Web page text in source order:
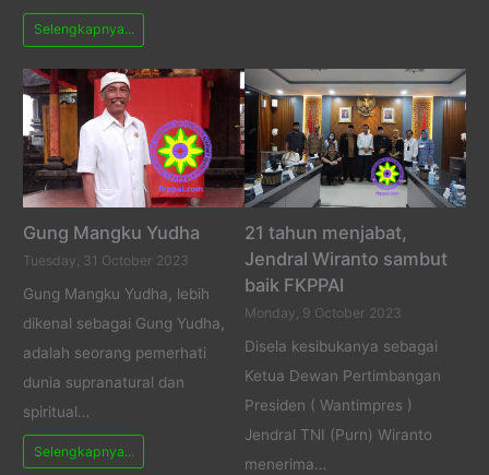
Selengkapnya...
Gung Mangku Yudha
Tuesday, 31 October 2023
Gung Mangku Yudha, lebih
dikenal sebagai Gung Yudha,
adalah seorang pemerhati
dunia supranatural dan
spiritual…
Selengkapnya...
21 tahun menjabat,
Jendral Wiranto sambut
baik FKPPAI
Monday, 9 October 2023
Disela kesibukanya sebagai
Ketua Dewan Pertimbangan
Presiden ( Wantimpres )
Jendral TNI (Purn) Wiranto
menerima…